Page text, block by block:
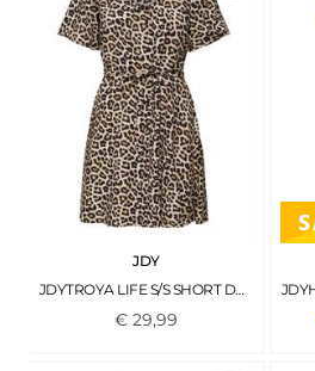
JDY
JDYTROYA LIFE S/S SHORT DRESS WVN DIA PUMICE STONE
€ 29,99